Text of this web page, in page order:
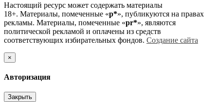
Настоящий ресурс может содержать материалы
18+. Материалы, помеченные «р*», публикуются на правах
рекламы. Материалы, помеченные «рr*», являются
политической рекламой и оплачены из средств
соответствующих избирательных фондов. Создание сайта
×
Авторизация
Закрыть